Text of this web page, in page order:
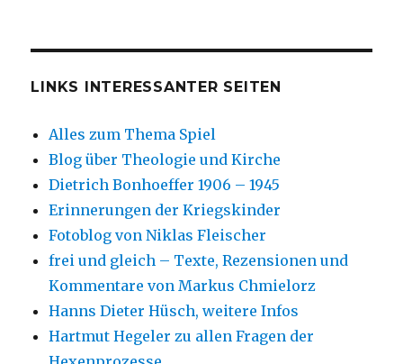
LINKS INTERESSANTER SEITEN
Alles zum Thema Spiel
Blog über Theologie und Kirche
Dietrich Bonhoeffer 1906 – 1945
Erinnerungen der Kriegskinder
Fotoblog von Niklas Fleischer
frei und gleich – Texte, Rezensionen und
Kommentare von Markus Chmielorz
Hanns Dieter Hüsch, weitere Infos
Hartmut Hegeler zu allen Fragen der